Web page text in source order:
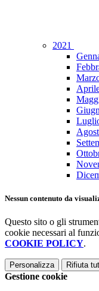
2021
Nessun contenuto da
Questo sito o gli
cookie necessari al
COOKIE POLICY.
Personalizza Rifiuta
Gestione cookie